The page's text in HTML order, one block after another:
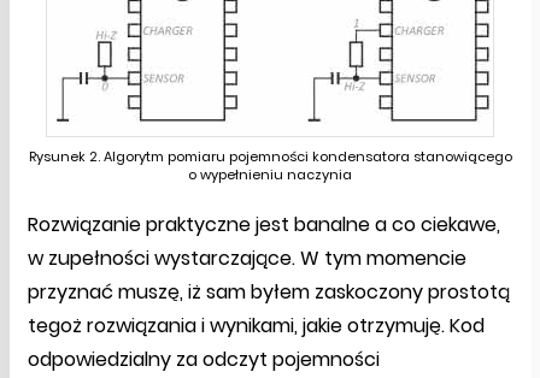
Rysunek 2. Algorytm pomiaru pojemności kondensatora stanowiącego
o wypełnieniu naczynia
Rozwiązanie praktyczne jest banalne a co ciekawe,
w zupełności wystarczające. W tym momencie
przyznać muszę, iż sam byłem zaskoczony prostotą
tegoż rozwiązania i wynikami, jakie otrzymuję. Kod
odpowiedzialny za odczyt pojemności